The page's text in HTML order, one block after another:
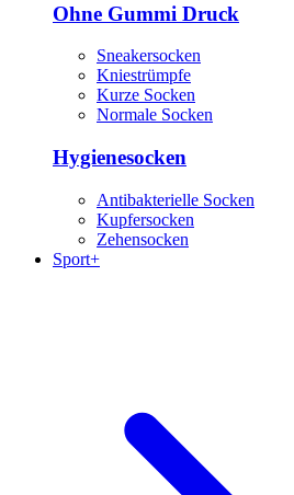
Ohne Gummi Druck
Sneakersocken
Kniestrümpfe
Kurze Socken
Normale Socken
Hygienesocken
Antibakterielle Socken
Kupfersocken
Zehensocken
Sport+